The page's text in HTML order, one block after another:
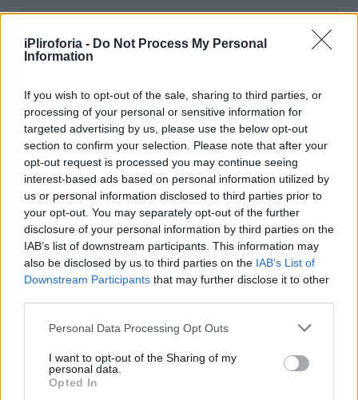
iPliroforia - Do Not Process My Personal
Information
If you wish to opt-out of the sale, sharing to third parties, or
processing of your personal or sensitive information for
targeted advertising by us, please use the below opt-out
section to confirm your selection. Please note that after your
opt-out request is processed you may continue seeing
interest-based ads based on personal information utilized by
us or personal information disclosed to third parties prior to
your opt-out. You may separately opt-out of the further
disclosure of your personal information by third parties on the
IAB’s list of downstream participants. This information may
also be disclosed by us to third parties on the IAB’s List of
Downstream Participants that may further disclose it to other
Personal Data Processing Opt Outs
I want to opt-out of the Sharing of my
personal data.
Opted In
Έφυγε δυστυχώς πρόωρα από τη ζωή σε
ηλικία 43 ετών μετά από σοβαρό πρόβλημα
υγείας που αντιμετώπισε το τελευταίο
διάστημα, η Μαρία Κωνσταντινίδη από τα
Ψαχνά.
Η Μαρία Κωνσταντινίδη ήταν παντρεμένη και
μητέρα δύο μικρών παιδιών, και ήταν μια